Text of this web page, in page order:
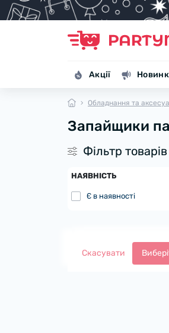
Акції
Обладнання та
Запайщики
Фiльтр товарiв
НАЯВНІСТЬ
Є в наявності
Скасувати